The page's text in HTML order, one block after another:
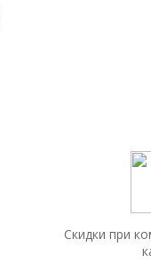
Скидки при